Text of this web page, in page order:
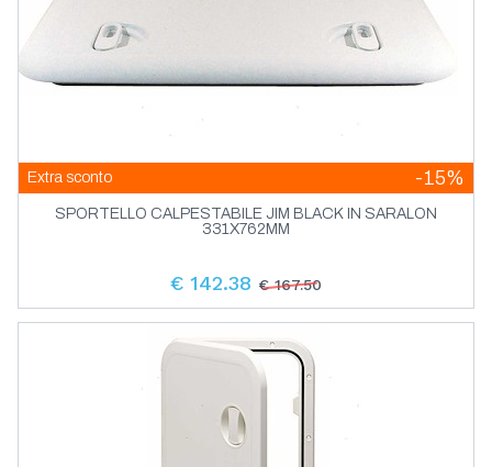
Extra sconto -15%
SPORTELLO CALPESTABILE JIM BLACK IN SARALON
331X762MM
€ 142.38 € 167.50